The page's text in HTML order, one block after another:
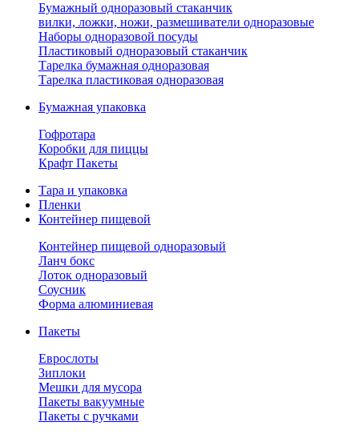
Бумажный одноразовый стаканчик
вилки, ложки, ножи, размешиватели одноразовые
Наборы одноразовой посуды
Пластиковый одноразовый стаканчик
Тарелка бумажная одноразовая
Тарелка пластиковая одноразовая
Бумажная упаковка
Гофротара
Коробки для пиццы
Крафт Пакеты
Тара и упаковка
Пленки
Контейнер пищевой
Контейнер пищевой одноразовый
Ланч бокс
Лоток одноразовый
Соусник
Форма алюминиевая
Пакеты
Еврослоты
Зиплоки
Мешки для мусора
Пакеты вакуумные
Пакеты с ручками